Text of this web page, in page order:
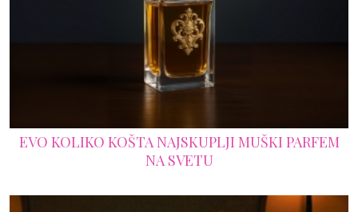
EVO KOLIKO KOŠTA NAJSKUPLJI MUŠKI PARFEM
NA SVETU